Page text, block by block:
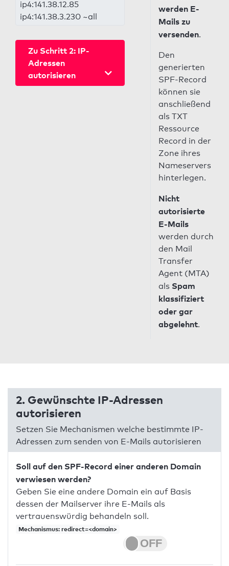
ip4:141.38.12.85
ip4:141.38.3.230 ~all
Zu Schritt 2: IP-
Adressen
autorisieren
werden E-
Mails zu
versenden.
Den
generierten
SPF-Record
können sie
anschließend
als TXT
Ressource
Record in der
Zone ihres
Nameservers
hinterlegen.
Nicht
autorisierte
E-Mails
werden durch
den Mail
Transfer
Agent (MTA)
als Spam
klassifiziert
oder gar
abgelehnt.
2. Gewünschte IP-Adressen
autorisieren
Setzen Sie Mechanismen welche bestimmte IP-
Adressen zum senden von E-Mails autorisieren
Soll auf den SPF-Record einer anderen Domain
verwiesen werden?
Geben Sie eine andere Domain ein auf Basis
dessen der Mailserver ihre E-Mails als
vertrauenswürdig behandeln soll.
Mechanismus: redirect=<domain>